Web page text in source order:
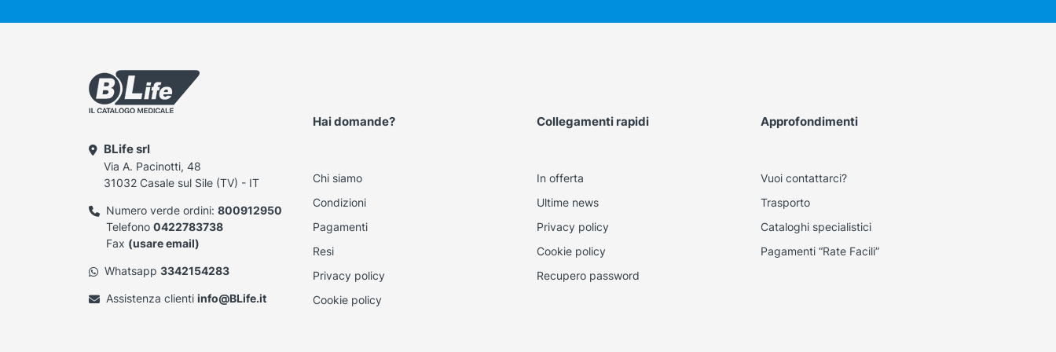
BLife srl
Via A. Pacinotti, 48
31032 Casale sul Sile (TV) - IT
Numero verde ordini: 800912950
Telefono 0422783738
Fax (usare email)
Whatsapp 3342154283
Assistenza clienti info@BLife.it
Hai domande?
Chi siamo
Condizioni
Pagamenti
Resi
Privacy policy
Cookie policy
Collegamenti rapidi
In offerta
Ultime news
Privacy policy
Cookie policy
Recupero password
Approfondimenti
Vuoi contattarci?
Trasporto
Cataloghi specialistici
Pagamenti “Rate Facili”